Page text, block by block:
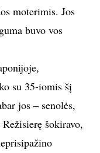
moterimis. Jos
buvo vos
su 35-iomis šį
jos – senolės,
šokiravo,